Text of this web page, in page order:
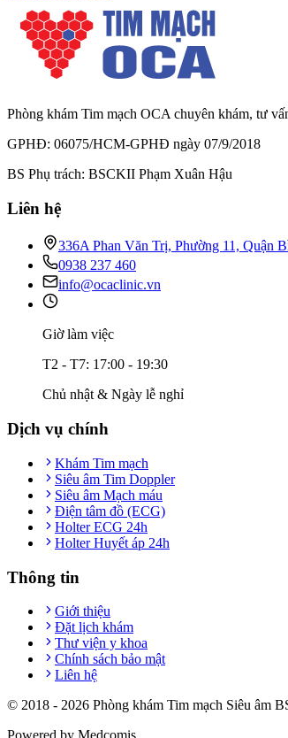
Phòng khám Tim mạch OCA chuyên khám, tư
GPHĐ: 06075/HCM-GPHĐ ngày 07/9/2018
BS Phụ trách: BSCKII Phạm Xuân Hậu
Liên hệ
336A Phan Văn Trị, Phường 11, Quận
0938 237 460
info@ocaclinic.vn
Giờ làm việc
T2 - T7: 17:00 - 19:30
Chủ nhật & Ngày lễ nghỉ
Dịch vụ chính
Khám Tim mạch
Siêu âm Tim Doppler
Siêu âm Mạch máu
Điện tâm đồ (ECG)
Holter ECG 24h
Holter Huyết áp 24h
Thông tin
Giới thiệu
Đặt lịch khám
Thư viện y khoa
Chính sách bảo mật
Liên hệ
© 2018 - 2026 Phòng khám Tim mạch Siêu âm